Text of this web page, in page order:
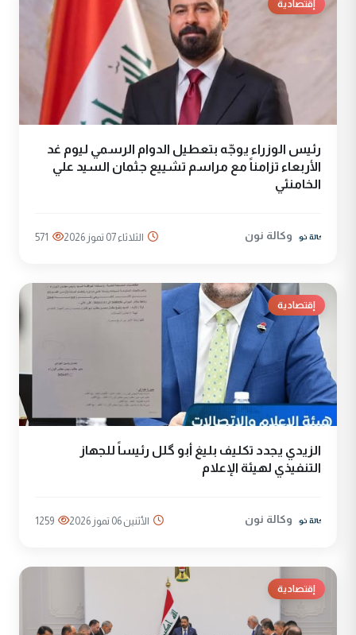
إقتصادية
رئيس الوزراء يوجّه بتعطيل الدوام الرسمي ليوم غد
الأربعاء تزامناً مع مراسم تشييع جثمان السيد علي
الخامنئي
وكالة نون الثلاثاء 07 تموز 2026 571
إقتصادية
الزيدي يجدد تكليف بليغ أبو گلل رئيساً للجهاز
التنفيذي لهيئة الإعلام
وكالة نون الأثنين 06 تموز 2026 1259
إقتصادية